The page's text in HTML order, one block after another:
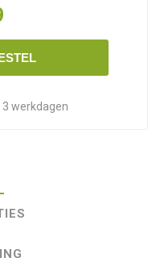
3 werkdagen